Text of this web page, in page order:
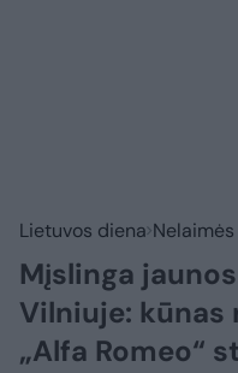
Lietuvos diena Nelaimės
Mįslinga
Vilniuje:
„Alfa Romeo“